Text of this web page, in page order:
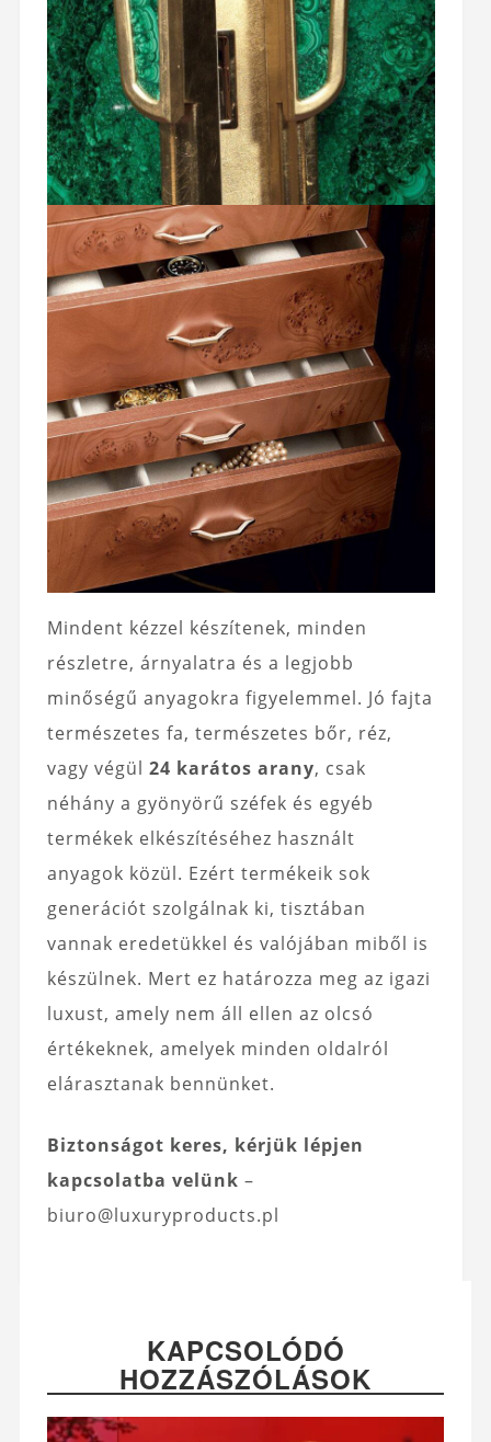
Mindent kézzel készítenek, minden
részletre, árnyalatra és a legjobb
minőségű anyagokra figyelemmel. Jó fajta
természetes fa, természetes bőr, réz,
vagy végül 24 karátos arany, csak
néhány a gyönyörű széfek és egyéb
termékek elkészítéséhez használt
anyagok közül. Ezért termékeik sok
generációt szolgálnak ki, tisztában
vannak eredetükkel és valójában miből is
készülnek. Mert ez határozza meg az igazi
luxust, amely nem áll ellen az olcsó
értékeknek, amelyek minden oldalról
elárasztanak bennünket.
Biztonságot keres, kérjük lépjen
kapcsolatba velünk –
biuro@luxuryproducts.pl
KAPCSOLÓDÓ
HOZZÁSZÓLÁSOK